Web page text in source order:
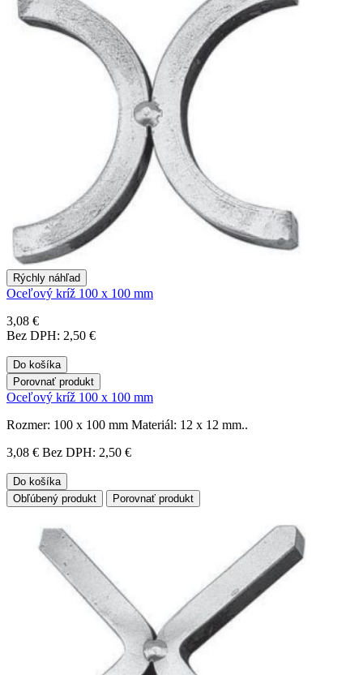
Rýchly náhľad
Oceľový kríž 100 x 100 mm
3,08 €
Bez DPH: 2,50 €
Do košíka
Porovnať produkt
Oceľový kríž 100 x 100 mm
Rozmer: 100 x 100 mm Materiál: 12 x 12 mm..
3,08 € Bez DPH: 2,50 €
Do košíka
Obľúbený produkt
Porovnať produkt